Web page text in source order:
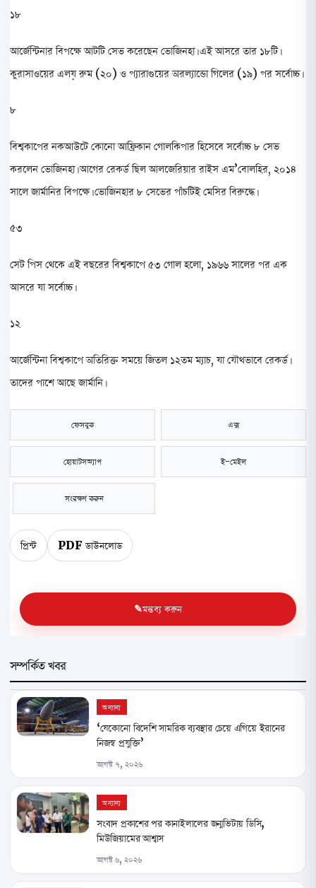
১৮
আর্জেন্টিনার বিপক্ষে আটটি সেভ করেছেন ভোজিনহা। এই আসরে তার ১৮টি।
কুরাসাওয়ের এলয় রুম (২০) ও প্যারাগুয়ের অরল্যান্ডো গিলের (১৯) পর সর্বোচ্চ।
৮
বিশ্বকাপের নকআউটে কোনো আফ্রিকান গোলকিপার হিসেবে সর্বোচ্চ ৮ সেভ
করলেন ভোজিনহা। আগের রেকর্ড ছিল আলজেরিয়ার রাইস এম’বোলহির, ২০১৪
সালে জার্মানির বিপক্ষে। ভোজিনহার ৮ সেভের পাঁচটিই মেসির বিরুদ্ধে।
৫৩
সেট পিস থেকে এই বছরের বিশ্বকাপে ৫৩ গোল হলো, ১৯৬৬ সালের পর এক
আসরে যা সর্বোচ্চ।
১২
আর্জেন্টিনা বিশ্বকাপে অতিরিক্ত সময়ে জিতল ১২তম ম্যাচ, যা যৌথভাবে রেকর্ড।
তাদের পাশে আছে জার্মানি।
ফেসবুক এক্স
হোয়াটসঅ্যাপ ই-মেইল
সংরক্ষণ করুন
প্রিন্ট PDF ডাউনলোড
মন্তব্য করুন
সম্পর্কিত খবর
অন্যান্য
‘যেকোনো বিদেশি সামরিক ব্যবস্থার চেয়ে এগিয়ে ইরানের
নিজস্ব প্রযুক্তি’
আগস্ট ৭, ২০২৬
অন্যান্য
সংবাদ প্রকাশের পর কানাইলালের জন্মভিটায় ডিসি,
মিউজিয়ামের আশ্বাস
আগস্ট ৬, ২০২৬